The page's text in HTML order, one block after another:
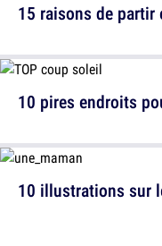
10 pires endroits
15 raisons de partir
10 illustrations sur